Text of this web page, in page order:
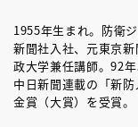
1955年生まれ。防衛
新聞社入社、元東京
政大学兼任講師。92
中日新聞連載の「新
金賞（大賞）を受賞。